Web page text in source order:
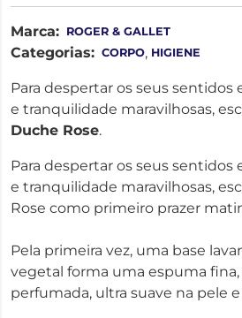
Marca: ROGER & GALLET
Categorias: CORPO, HIGIENE
Para despertar os seus sentidos
e tranquilidade maravilhosas,
Duche Rose.
Para despertar os seus sentidos
e tranquilidade maravilhosas,
Rose como primeiro prazer
Pela primeira vez, uma base
vegetal forma uma espuma fina,
perfumada, ultra suave na pele